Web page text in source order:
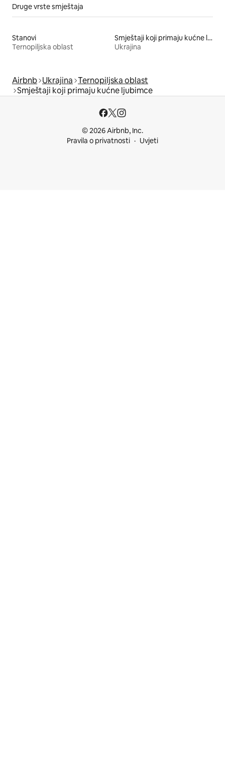
Druge vrste smještaja
Stanovi
Ternopiljska oblast
Smještaji koji primaju kućne ljubimce
Ukrajina
Airbnb Ukrajina Ternopiljska oblast
Smještaji koji primaju kućne ljubimce
© 2026 Airbnb, Inc.
Pravila o privatnosti
Uvjeti